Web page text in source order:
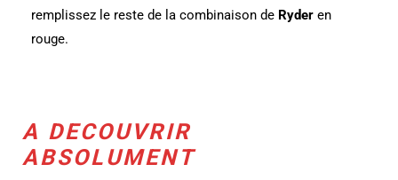
remplissez le reste de la combinaison de Ryder en
rouge.
A DECOUVRIR
ABSOLUMENT